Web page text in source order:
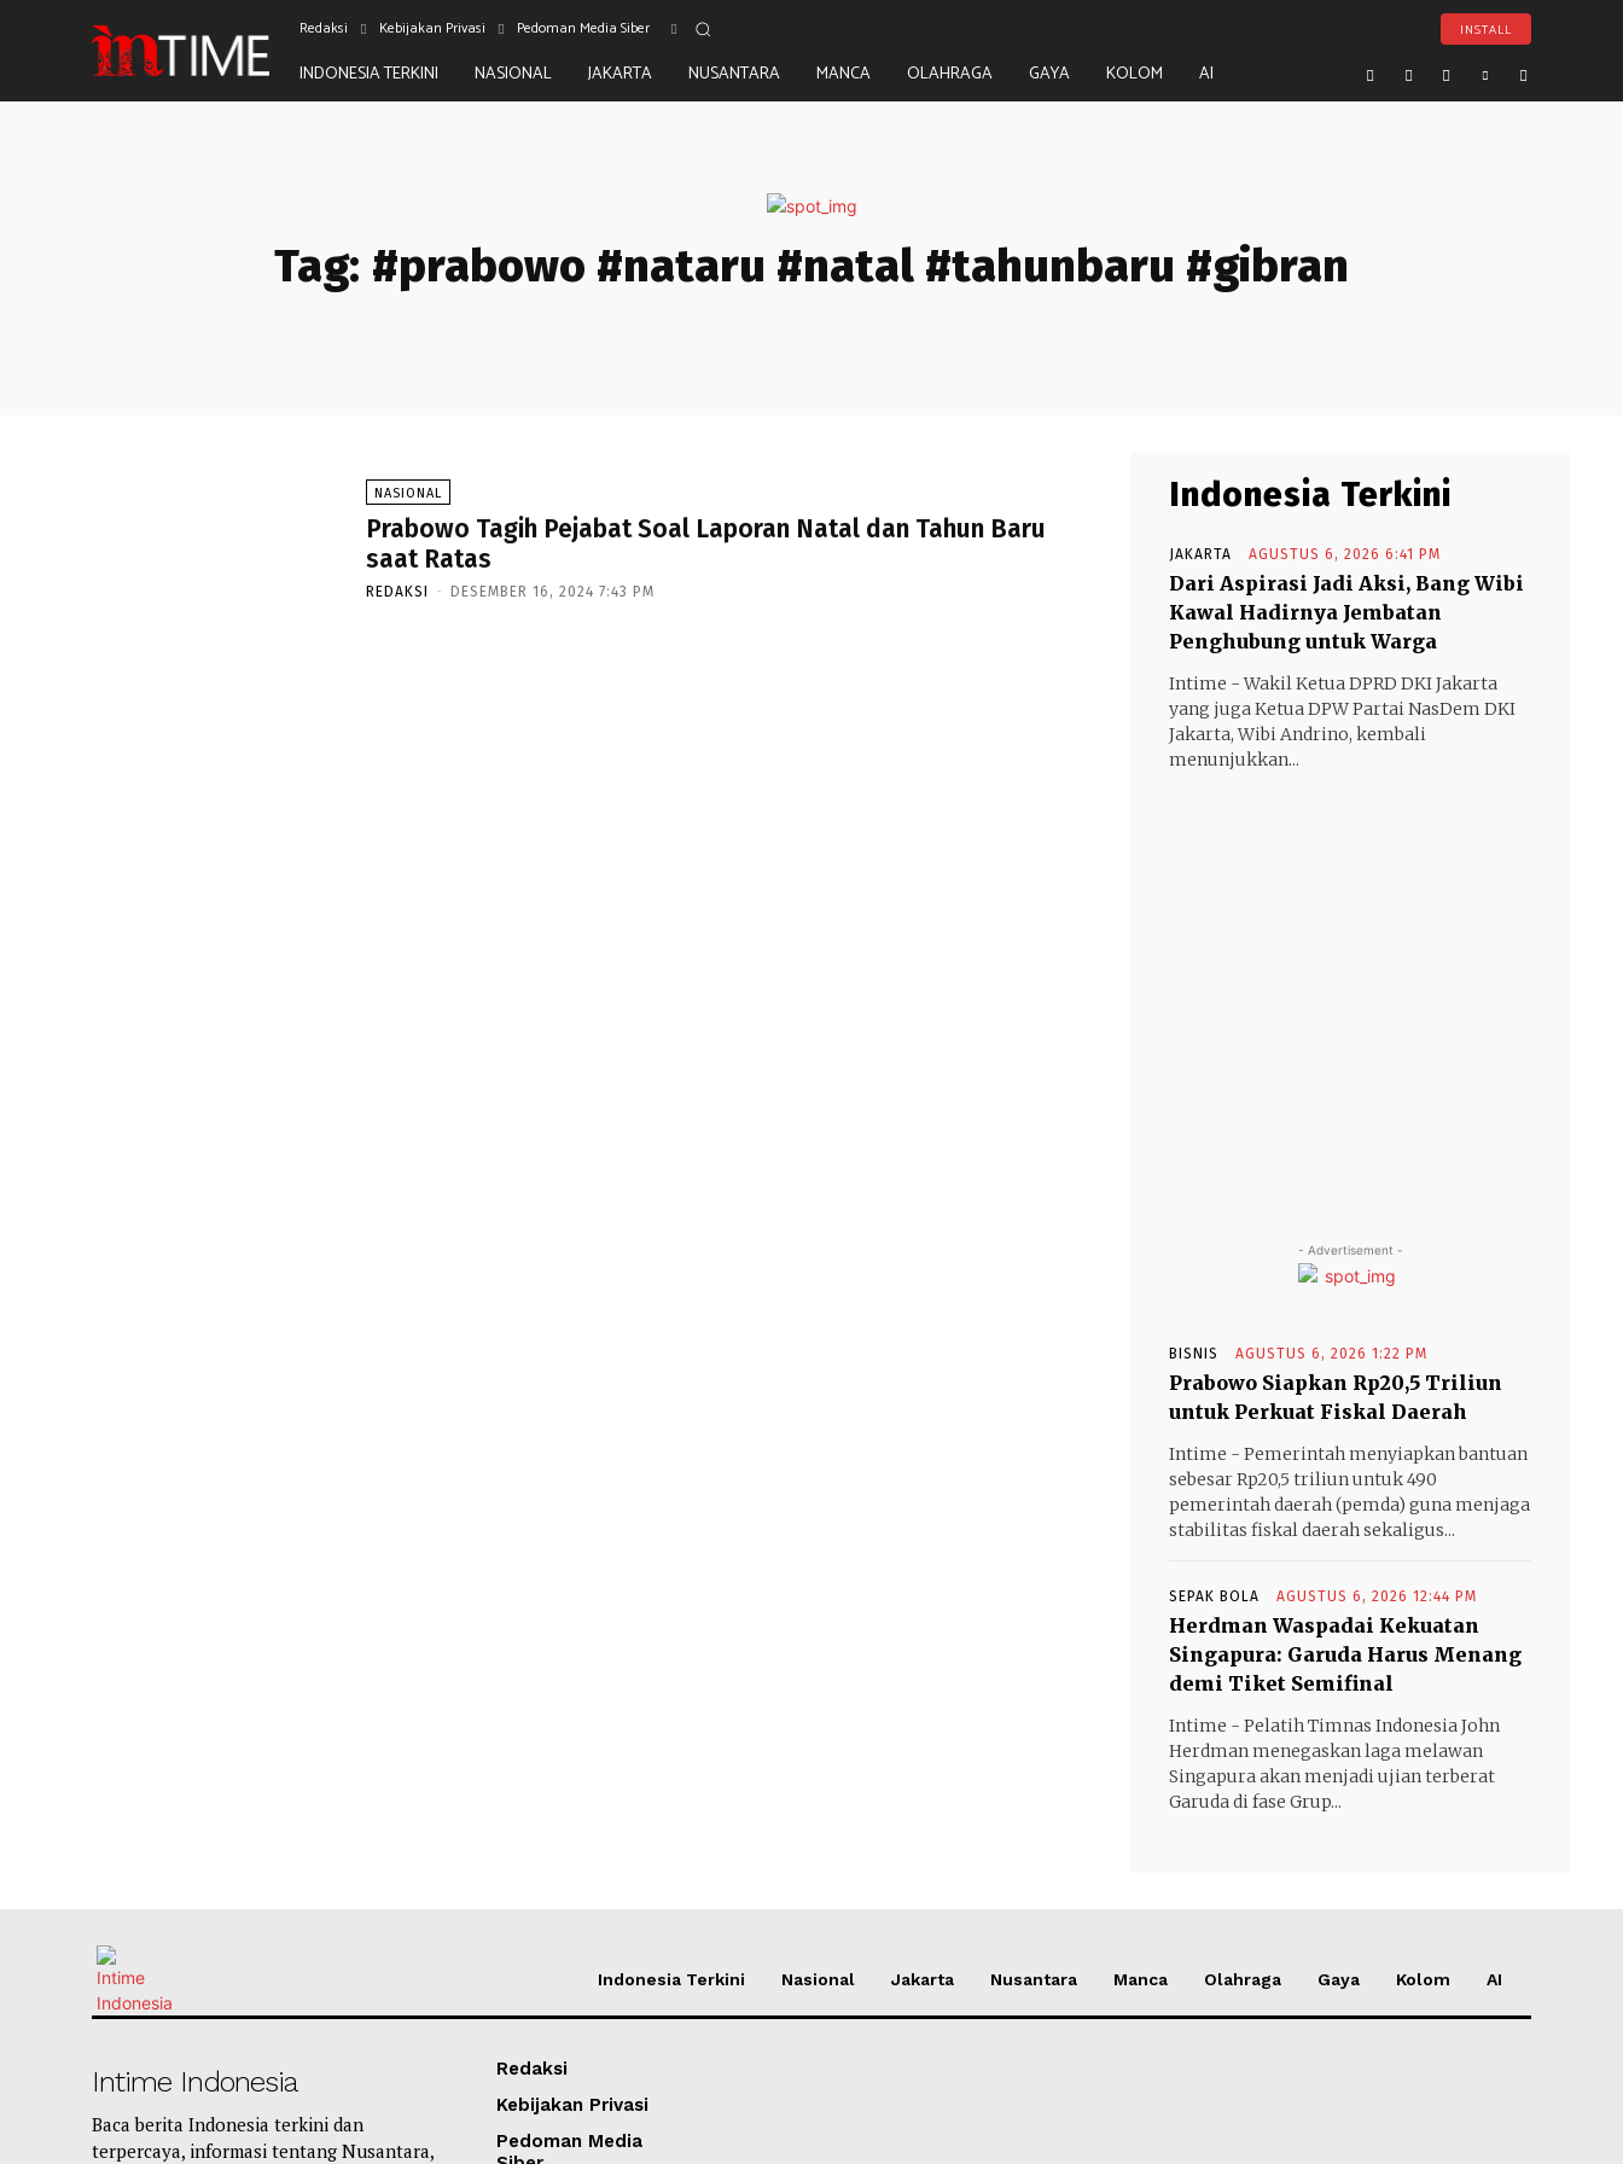
Redaksi Kebijakan Privasi Pedoman Media Siber INSTALL
INDONESIA TERKINI NASIONAL JAKARTA NUSANTARA MANCA OLAHRAGA GAYA KOLOM AI
Tag: #prabowo #nataru #natal #tahunbaru #gibran
NASIONAL
Prabowo Tagih Pejabat Soal Laporan Natal dan Tahun Baru
saat Ratas
REDAKSI - DESEMBER 16, 2024 7:43 PM
Indonesia Terkini
JAKARTA AGUSTUS 6, 2026 6:41 PM
Dari Aspirasi Jadi Aksi, Bang Wibi
Kawal Hadirnya Jembatan
Penghubung untuk Warga
Intime - Wakil Ketua DPRD DKI Jakarta
yang juga Ketua DPW Partai NasDem DKI
Jakarta, Wibi Andrino, kembali
menunjukkan...
- Advertisement -
BISNIS AGUSTUS 6, 2026 1:22 PM
Prabowo Siapkan Rp20,5 Triliun
untuk Perkuat Fiskal Daerah
Intime - Pemerintah menyiapkan bantuan
sebesar Rp20,5 triliun untuk 490
pemerintah daerah (pemda) guna menjaga
stabilitas fiskal daerah sekaligus...
SEPAK BOLA AGUSTUS 6, 2026 12:44 PM
Herdman Waspadai Kekuatan
Singapura: Garuda Harus Menang
demi Tiket Semifinal
Intime - Pelatih Timnas Indonesia John
Herdman menegaskan laga melawan
Singapura akan menjadi ujian terberat
Garuda di fase Grup...
Indonesia Terkini Nasional Jakarta Nusantara Manca Olahraga Gaya Kolom AI
Intime Indonesia
Baca berita Indonesia terkini dan
terpercaya, informasi tentang Nusantara,
Redaksi
Kebijakan Privasi
Pedoman Media